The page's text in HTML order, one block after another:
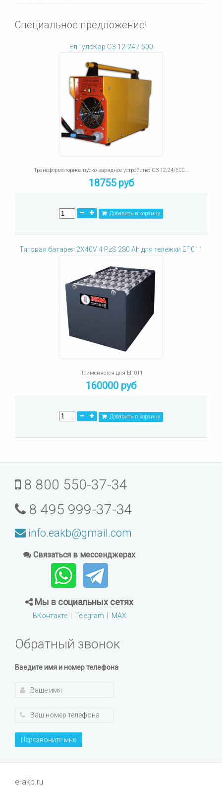
Специальное предложение!
ЕлПулсКар СЗ 12-24 / 500
Трансформаторное пуско-зарядное устройство СЗ 12;24/500...
18755 руб
Добавить в корзину
Тяговая батарея 2X40V 4 PzS 280 Ah для тележки ЕП011
Применяется для ЕП011
160000 руб
Добавить в корзину
8 800 550-37-34
8 495 999-37-34
info.eakb@gmail.com
Связаться в мессенджерах
Мы в социальных сетях
ВКонтакте| Telegram | MAX
Обратный звонок
Введите имя и номер телефона
Перезвоните мне
e-akb.ru